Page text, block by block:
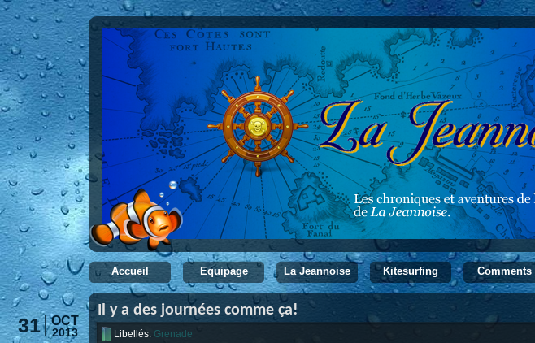
Accueil Equipage La Jeannoise Kitesurfing Comments
OCT
2013
31
Il y a des journées comme ça!
Libellés: Grenade